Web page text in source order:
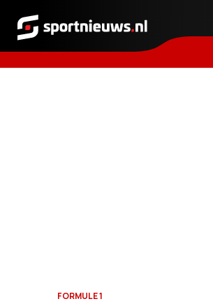
Sportnieuws.nl
FORMULE 1